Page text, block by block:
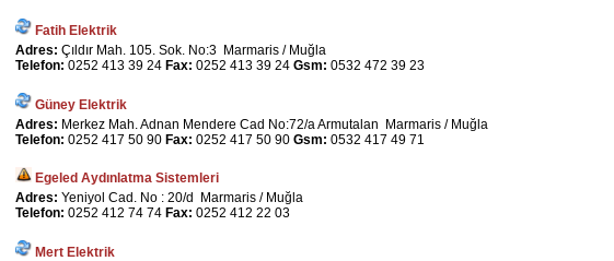
Fatih Elektrik
Adres: Çıldır Mah. 105. Sok. No:3 Marmaris / Muğla
Telefon: 0252 413 39 24 Fax: 0252 413 39 24 Gsm: 0532 472 39 23
Güney Elektrik
Adres: Merkez Mah. Adnan Mendere Cad No:72/a Armutalan Marmaris / Muğla
Telefon: 0252 417 50 90 Fax: 0252 417 50 90 Gsm: 0532 417 49 71
Egeled Aydınlatma Sistemleri
Adres: Yeniyol Cad. No : 20/d Marmaris / Muğla
Telefon: 0252 412 74 74 Fax: 0252 412 22 03
Mert Elektrik